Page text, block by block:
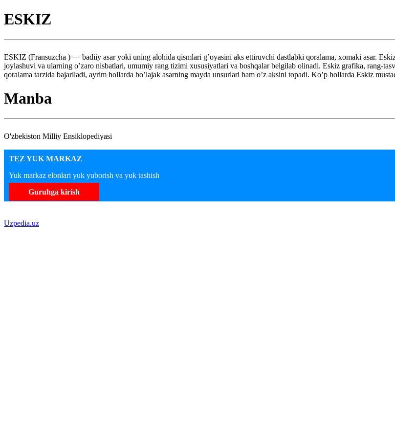
ESKIZ
ESKIZ (Fransuzcha ) — badiiy asar yoki uning alohida qismlari g’oyasini aks ettiruvchi dastlabki qoralama, xomaki asar.
joylashuvi va ularning o’zaro nisbatlari, umumiy rang tizimi xususiyatlari va boshqalar belgilab olinadi. Eskiz grafika, rang-
qoralama tarzida bajariladi, ayrim hollarda bo’lajak asarning mayda unsurlari ham o’z aksini topadi. Ko’p hollarda Eskiz
Manba
O'zbekiston Milliy Ensiklopediyasi
TEZ YUK MARKAZ
Yuk markaz elonlari yuk yuborish va yuk tashish
Guruhga kirish
Uzpedia.uz